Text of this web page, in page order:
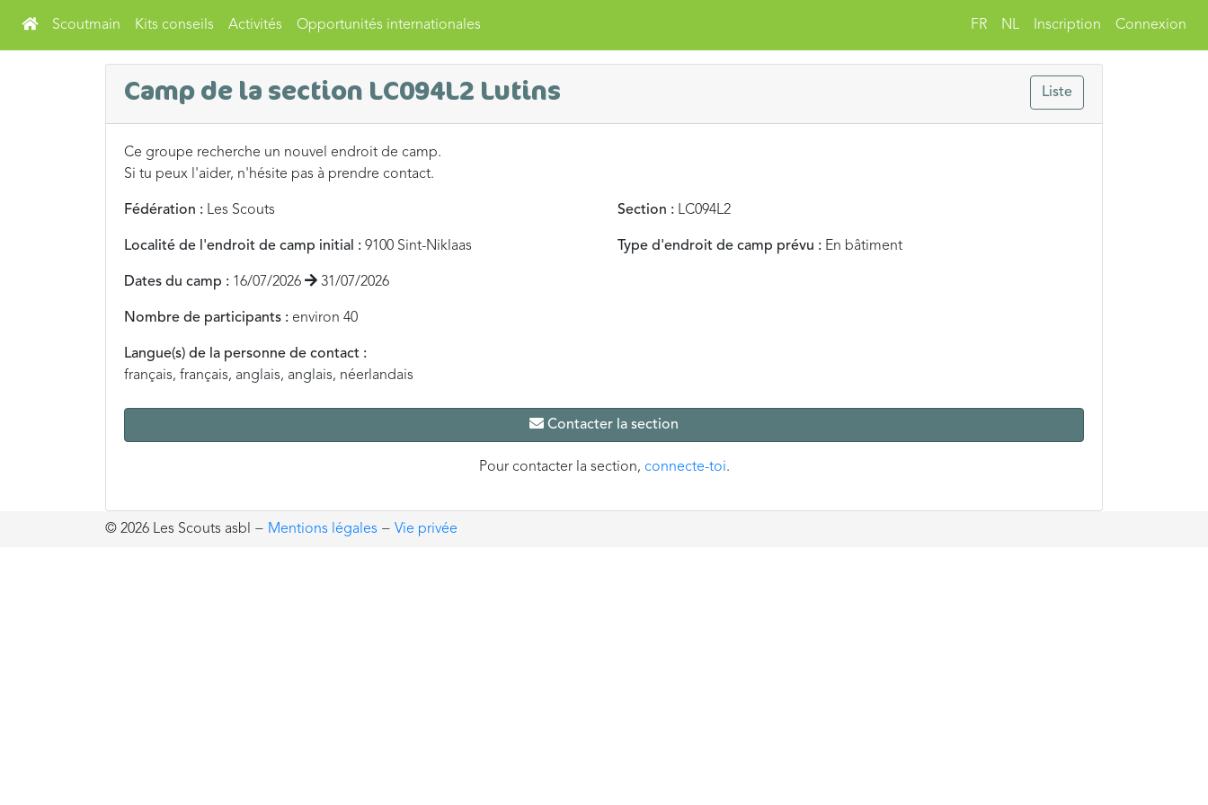
Scoutmain Kits conseils Activités Opportunités internationales FR NL Inscription Connexion
Liste
Camp de la section LC094L2 Lutins
Ce groupe recherche un nouvel endroit de camp.
Si tu peux l'aider, n'hésite pas à prendre contact.
Fédération : Les Scouts Section : LC094L2
Localité de l'endroit de camp initial : 9100 Sint-Niklaas Type d'endroit de camp prévu : En bâtiment
Dates du camp : 16/07/2026 31/07/2026
Nombre de participants : environ 40
Langue(s) de la personne de contact :
français, français, anglais, anglais, néerlandais
Contacter la section
Pour contacter la section, connecte-toi.
© 2026 Les Scouts asbl − Mentions légales − Vie privée